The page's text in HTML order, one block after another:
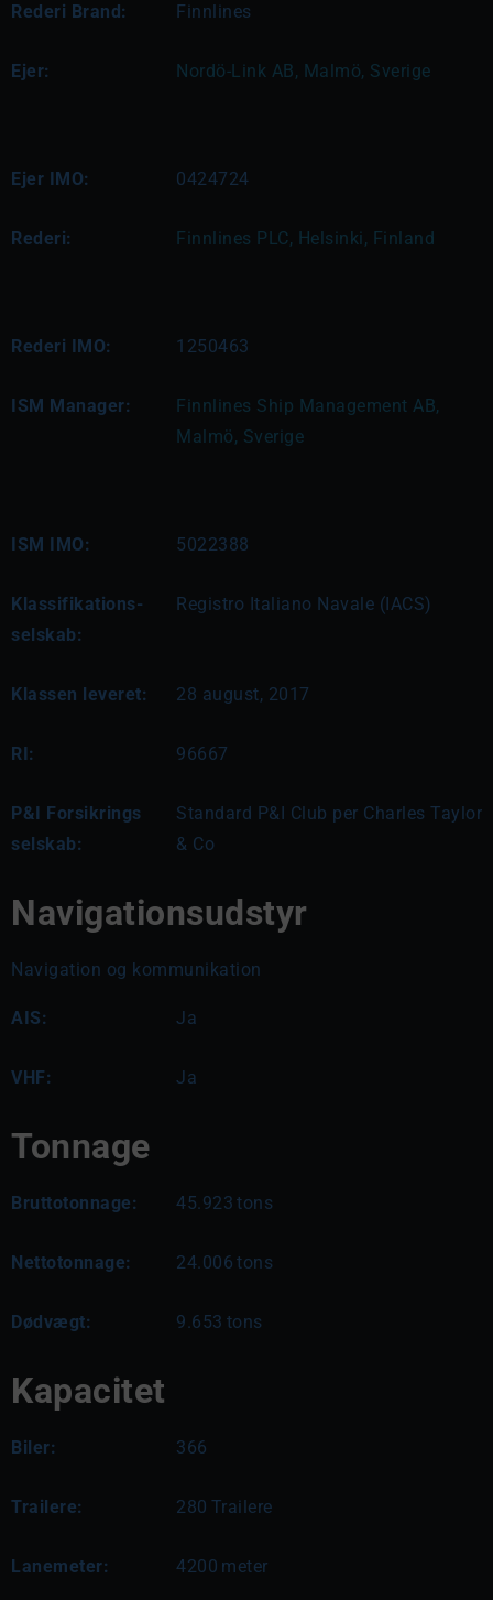
Rederi Brand: Finnlines
Ejer: Nordö-Link AB, Malmö, Sverige
Ejer IMO: 0424724
Rederi: Finnlines PLC, Helsinki, Finland
Rederi IMO: 1250463
ISM Manager:
Finnlines Ship Management AB,
Malmö, Sverige
ISM IMO: 5022388
Klassifikations-
selskab:
Registro Italiano Navale (IACS)
Klassen leveret: 28 august, 2017
RI: 96667
P&I Forsikrings
selskab:
Standard P&I Club per Charles Taylor
& Co
Navigationsudstyr
Navigation og kommunikation
AIS: Ja
VHF: Ja
Tonnage
Bruttotonnage: 45.923 tons
Nettotonnage: 24.006 tons
Dødvægt: 9.653 tons
Kapacitet
Biler: 366
Trailere: 280 Trailere
Lanemeter: 4200 meter